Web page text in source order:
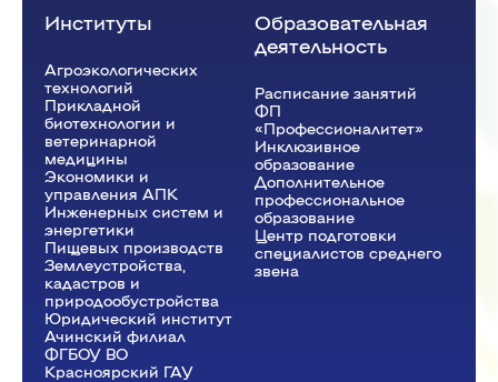
Институты
Агроэкологических
технологий
Прикладной
биотехнологии и
ветеринарной
медицины
Экономики и
управления АПК
Инженерных систем и
энергетики
Пищевых производств
Землеустройства,
кадастров и
природообустройства
Юридический институт
Ачинский филиал
ФГБОУ ВО
Красноярский ГАУ
Образовательная
деятельность
Расписание занятий
ФП
«Профессионалитет»
Инклюзивное
образование
Дополнительное
профессиональное
образование
Центр подготовки
специалистов среднего
звена